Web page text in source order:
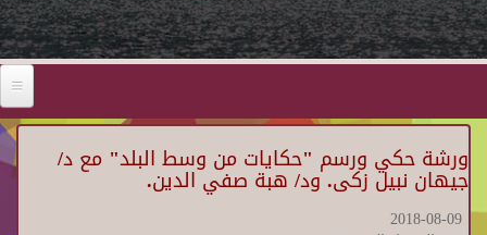
ورشة حكي ورسم "حكايات من وسط البلد" مع د/
جيهان نبيل زكى. ود/ هبة صفي الدين.
2018-08-09